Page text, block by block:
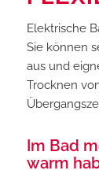
Elektrische
Sie können
aus und
Trocknen
Im Bad
warm